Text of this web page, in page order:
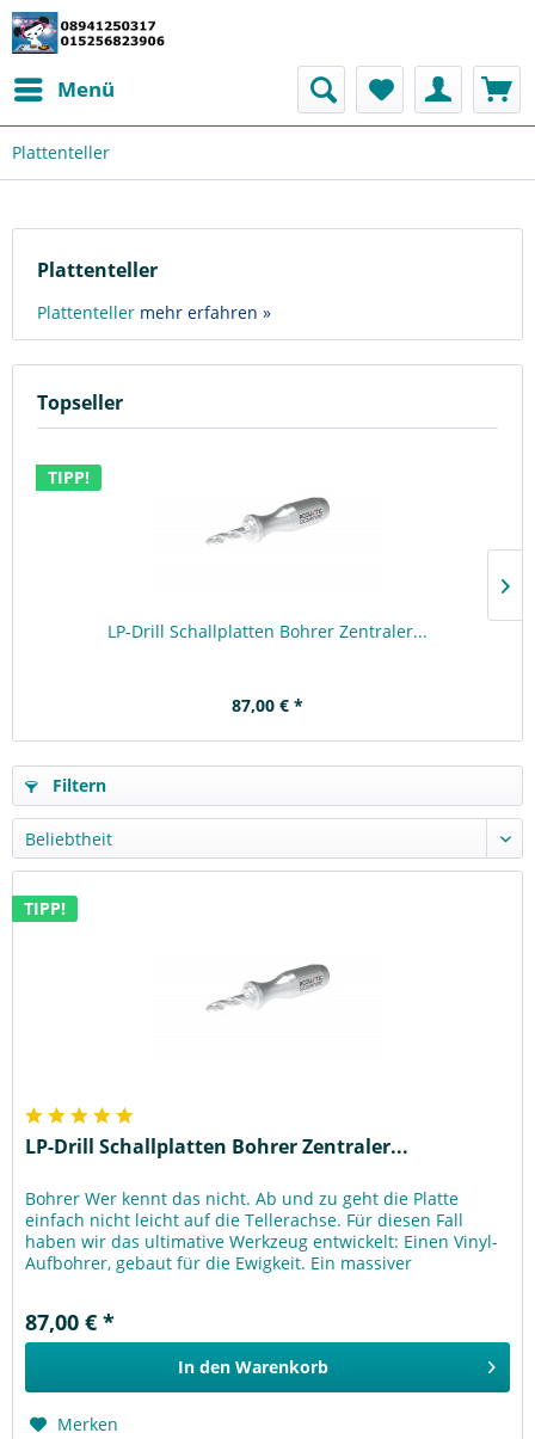
Menü
Plattenteller
Plattenteller
Plattenteller mehr erfahren »
Topseller
TIPP!
LP-Drill Schallplatten Bohrer Zentraler...
87,00 € *
Filtern
TIPP!
LP-Drill Schallplatten Bohrer Zentraler...
Bohrer Wer kennt das nicht. Ab und zu geht die Platte
einfach nicht leicht auf die Tellerachse. Für diesen Fall
haben wir das ultimative Werkzeug entwickelt: Einen Vinyl-
Aufbohrer, gebaut für die Ewigkeit. Ein massiver
87,00 € *
In den Warenkorb
Merken